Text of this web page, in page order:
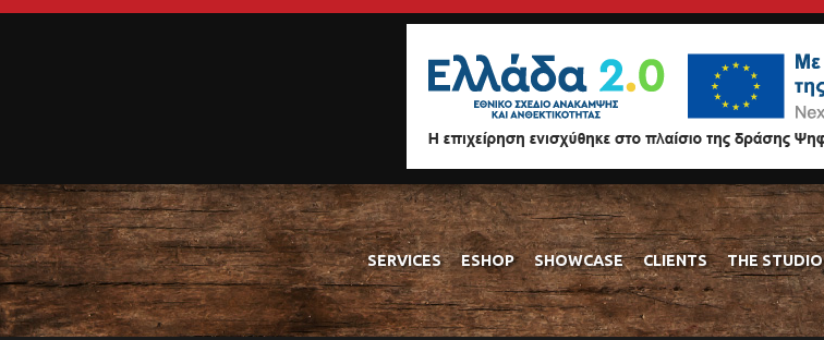
SERVICES ESHOP SHOWCASE CLIENTS THE STUDIO